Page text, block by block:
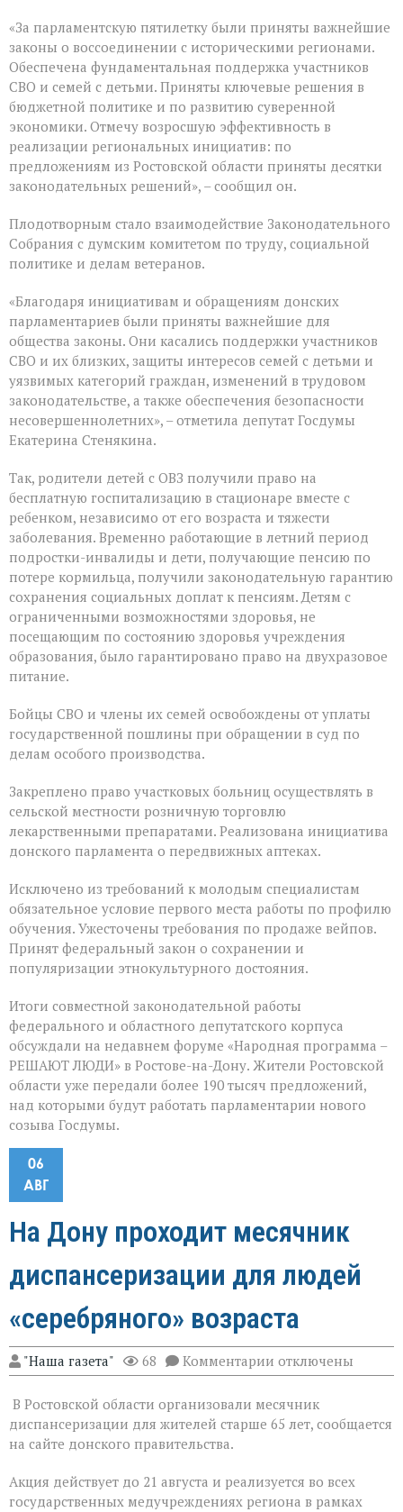
сессии,
ставшее
последним
для
VIII
созыва
«За парламентскую пятилетку были приняты важнейшие
законы о воссоединении с историческими регионами.
Обеспечена фундаментальная поддержка участников
СВО и семей с детьми. Приняты ключевые решения в
бюджетной политике и по развитию суверенной
экономики. Отмечу возросшую эффективность в
реализации региональных инициатив: по
предложениям из Ростовской области приняты десятки
законодательных решений», – сообщил он.
Плодотворным стало взаимодействие Законодательного
Собрания с думским комитетом по труду, социальной
политике и делам ветеранов.
«Благодаря инициативам и обращениям донских
парламентариев были приняты важнейшие для
общества законы. Они касались поддержки участников
СВО и их близких, защиты интересов семей с детьми и
уязвимых категорий граждан, изменений в трудовом
законодательстве, а также обеспечения безопасности
несовершеннолетних», – отметила депутат Госдумы
Екатерина Стенякина.
Так, родители детей с ОВЗ получили право на
бесплатную госпитализацию в стационаре вместе с
ребенком, независимо от его возраста и тяжести
заболевания. Временно работающие в летний период
подростки-инвалиды и дети, получающие пенсию по
потере кормильца, получили законодательную гарантию
сохранения социальных доплат к пенсиям. Детям с
ограниченными возможностями здоровья, не
посещающим по состоянию здоровья учреждения
образования, было гарантировано право на двухразовое
питание.
Бойцы СВО и члены их семей освобождены от уплаты
государственной пошлины при обращении в суд по
делам особого производства.
Закреплено право участковых больниц осуществлять в
сельской местности розничную торговлю
лекарственными препаратами. Реализована инициатива
донского парламента о передвижных аптеках.
Исключено из требований к молодым специалистам
обязательное условие первого места работы по профилю
обучения. Ужесточены требования по продаже вейпов.
Принят федеральный закон о сохранении и
популяризации этнокультурного достояния.
Итоги совместной законодательной работы
федерального и областного депутатского корпуса
обсуждали на недавнем форуме «Народная программа –
РЕШАЮТ ЛЮДИ» в Ростове-на-Дону. Жители Ростовской
области уже передали более 190 тысяч предложений,
над которыми будут работать парламентарии нового
созыва Госдумы.
06
АВГ
На Дону проходит месячник
диспансеризации для людей
«серебряного» возраста
"Наша газета" 68 Комментарии к
записи
Дону
проходит
месячник
людей
«серебряного»
отключены
В Ростовской области организовали месячник
диспансеризации для жителей старше 65 лет, сообщается
на сайте донского правительства.
Акция действует до 21 августа и реализуется во всех
государственных медучреждениях региона в рамках